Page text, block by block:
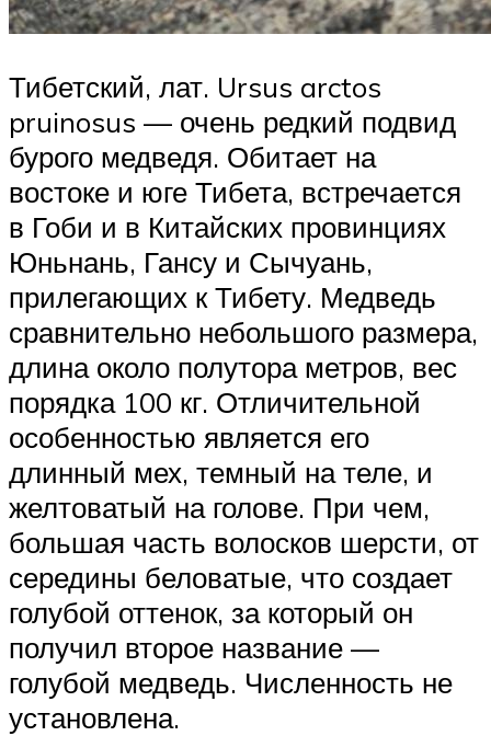
Тибетский, лат. Ursus arctos
pruinosus — очень редкий подвид
бурого медведя. Обитает на
востоке и юге Тибета, встречается
в Гоби и в Китайских провинциях
Юньнань, Гансу и Сычуань,
прилегающих к Тибету. Медведь
сравнительно небольшого размера,
длина около полутора метров, вес
порядка 100 кг. Отличительной
особенностью является его
длинный мех, темный на теле, и
желтоватый на голове. При чем,
большая часть волосков шерсти, от
середины беловатые, что создает
голубой оттенок, за который он
получил второе название —
голубой медведь. Численность не
установлена.